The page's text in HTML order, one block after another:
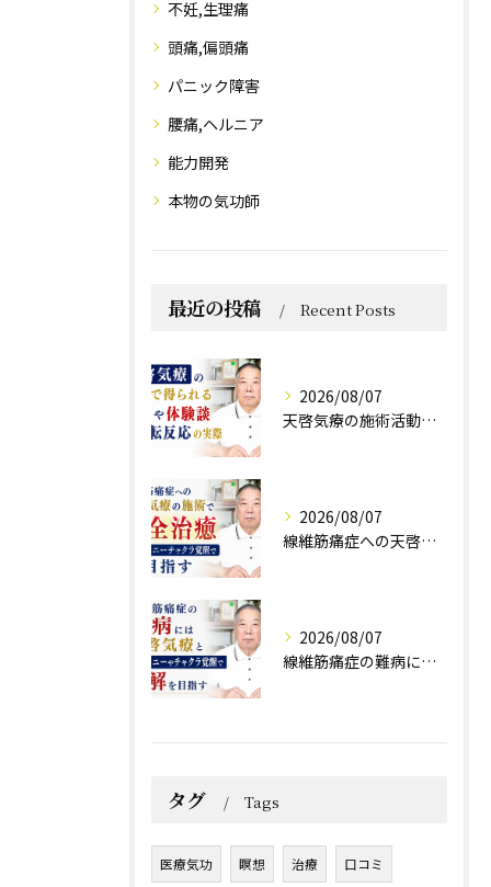
不妊,生理痛
頭痛,偏頭痛
パニック障害
腰痛,ヘルニア
能力開発
本物の気功師
最近の投稿 Recent Posts
2026/08/07
天啓気療の施術活動で得られる効果や体験談と好転反応の実際
2026/08/07
線維筋痛症への天啓気療の施術で完全治癒クンダリニーチャクラ覚醒で目指す
2026/08/07
線維筋痛症の難病には天啓気療とクンダリニーやチャクラ覚醒で寛解を目指す
タグ Tags
医療気功 瞑想 治療 口コミ